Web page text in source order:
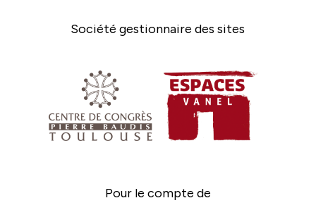
Société gestionnaire des sites
Pour le compte de